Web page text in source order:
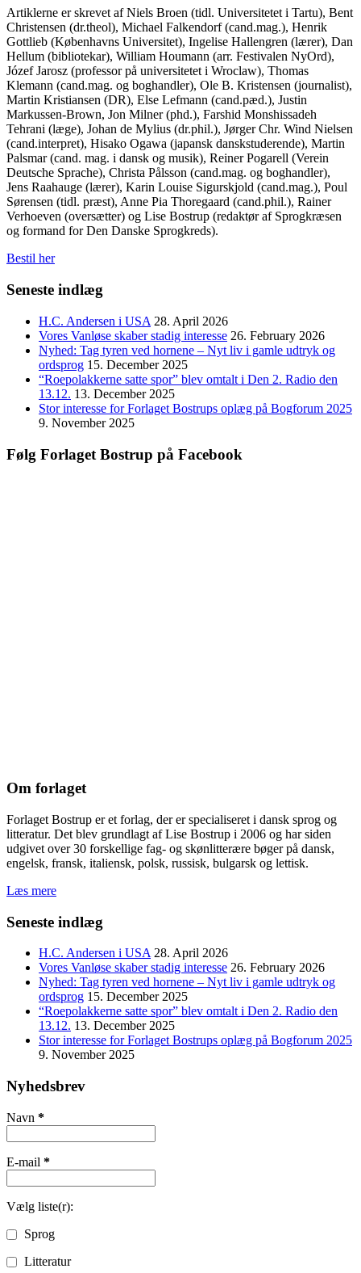
Artiklerne er skrevet af Niels Broen (tidl. Universitetet i Tartu), Bent
Christensen (dr.theol), Michael Falkendorf (cand.mag.), Henrik
Gottlieb (Københavns Universitet), Ingelise Hallengren (lærer), Dan
Hellum (bibliotekar), William Houmann (arr. Festivalen NyOrd),
Józef Jarosz (professor på universitetet i Wroclaw), Thomas
Klemann (cand.mag. og boghandler), Ole B. Kristensen (journalist),
Martin Kristiansen (DR), Else Lefmann (cand.pæd.), Justin
Markussen-Brown, Jon Milner (phd.), Farshid Monshissadeh
Tehrani (læge), Johan de Mylius (dr.phil.), Jørger Chr. Wind Nielsen
(cand.interpret), Hisako Ogawa (japansk danskstuderende), Martin
Palsmar (cand. mag. i dansk og musik), Reiner Pogarell (Verein
Deutsche Sprache), Christa Pålsson (cand.mag. og boghandler),
Jens Raahauge (lærer), Karin Louise Sigurskjold (cand.mag.), Poul
Sørensen (tidl. præst), Anne Pia Thoregaard (cand.phil.), Rainer
Verhoeven (oversætter) og Lise Bostrup (redaktør af Sprogkræsen
og formand for Den Danske Sprogkreds).
Bestil her
Seneste indlæg
H.C. Andersen i USA 28. April 2026
Vores Vanløse skaber stadig interesse 26. February 2026
Nyhed: Tag tyren ved hornene – Nyt liv i gamle udtryk og
ordsprog 15. December 2025
“Roepolakkerne satte spor” blev omtalt i Den 2. Radio den
13.12. 13. December 2025
Stor interesse for Forlaget Bostrups oplæg på Bogforum 2025
9. November 2025
Følg Forlaget Bostrup på Facebook
Om forlaget
Forlaget Bostrup er et forlag, der er specialiseret i dansk sprog og
litteratur. Det blev grundlagt af Lise Bostrup i 2006 og har siden
udgivet over 30 forskellige fag- og skønlitterære bøger på dansk,
engelsk, fransk, italiensk, polsk, russisk, bulgarsk og lettisk.
Læs mere
Seneste indlæg
H.C. Andersen i USA 28. April 2026
Vores Vanløse skaber stadig interesse 26. February 2026
Nyhed: Tag tyren ved hornene – Nyt liv i gamle udtryk og
ordsprog 15. December 2025
“Roepolakkerne satte spor” blev omtalt i Den 2. Radio den
13.12. 13. December 2025
Stor interesse for Forlaget Bostrups oplæg på Bogforum 2025
9. November 2025
Nyhedsbrev
Navn *
E-mail *
Vælg liste(r):
Sprog
Litteratur